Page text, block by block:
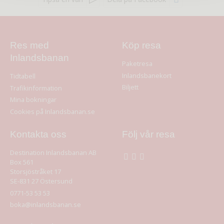
Res med
Inlandsbanan
Tidtabell
Trafikinformation
Mina bokningar
Cookies på Inlandsbanan.se
Köp resa
Paketresa
Inlandsbanekort
Biljett
Kontakta oss
Destination Inlandsbanan AB
Box 561
Storsjöstråket 17
SE-831 27 Östersund
0771-53 53 53
boka@inlandsbanan.se
Följ vår resa